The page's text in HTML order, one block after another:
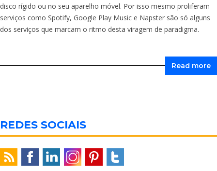
disco rígido ou no seu aparelho móvel. Por isso mesmo proliferam
serviços como Spotify, Google Play Music e Napster são só alguns
dos serviços que marcam o ritmo desta viragem de paradigma.
Read more
REDES SOCIAIS